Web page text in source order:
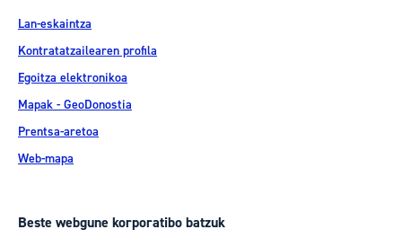
Lan-eskaintza
Kontratatzailearen profila
Egoitza elektronikoa
Mapak - GeoDonostia
Prentsa-aretoa
Web-mapa
Beste webgune korporatibo batzuk